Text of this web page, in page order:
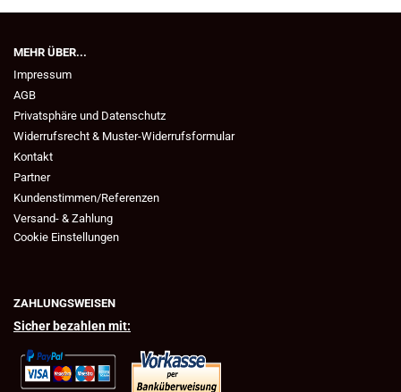
MEHR ÜBER...
Impressum
AGB
Privatsphäre und Datenschutz
Widerrufsrecht & Muster-Widerrufsformular
Kontakt
Partner
Kundenstimmen/Referenzen
Versand- & Zahlung
Cookie Einstellungen
ZAHLUNGSWEISEN
Sicher bezahlen mit: